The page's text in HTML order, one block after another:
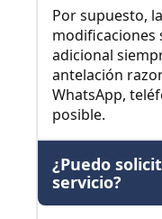
Por supuesto,
modificaciones
adicional
antelación
WhatsApp,
posible.
¿Puedo
servicio?